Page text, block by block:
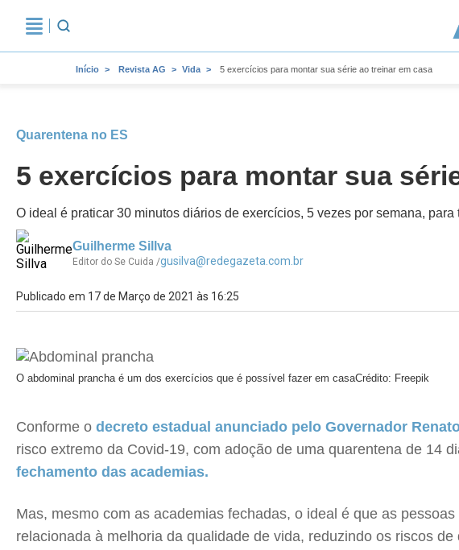
Início Revista AG Vida 5 exercícios para montar sua série ao treinar em casa
Quarentena no ES
5 exercícios para montar sua
O ideal é praticar 30 minutos diários de exercícios, 5 vezes por semana,
Guilherme Sillva
Editor do Se Cuida /gusilva@redegazeta.com.br
Publicado em 17 de Março de 2021 às 16:25
O abdominal prancha é um dos exercícios que é possível fazer em casaCrédito: Freepik
Conforme o decreto estadual anunciado pelo Governador
risco extremo da Covid-19, com adoção de uma quarentena de 14
fechamento das academias.
Mas, mesmo com as academias fechadas, o ideal é que as
relacionada à melhoria da qualidade de vida, reduzindo os riscos